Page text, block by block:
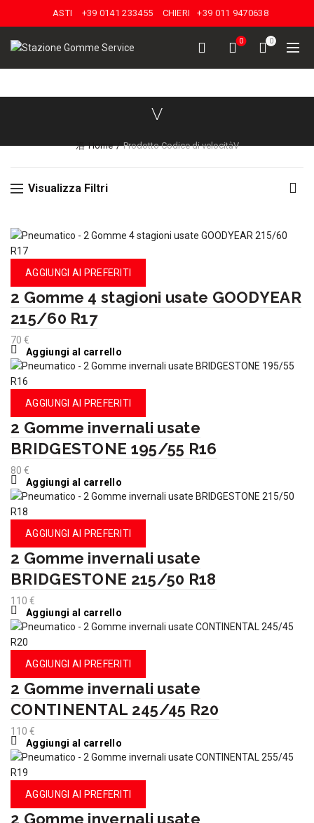
ASTI +39 0141 233455 CHIERI +39 011 9470638
0 0
V
Home Prodotto Codice di velocitàV
Visualizza Filtri
AGGIUNGI AI PREFERITI
2 Gomme 4 stagioni usate GOODYEAR
215/60 R17
70 €
Aggiungi al carrello
AGGIUNGI AI PREFERITI
2 Gomme invernali usate
BRIDGESTONE 195/55 R16
80 €
Aggiungi al carrello
AGGIUNGI AI PREFERITI
2 Gomme invernali usate
BRIDGESTONE 215/50 R18
110 €
Aggiungi al carrello
AGGIUNGI AI PREFERITI
2 Gomme invernali usate
CONTINENTAL 245/45 R20
110 €
Aggiungi al carrello
AGGIUNGI AI PREFERITI
2 Gomme invernali usate